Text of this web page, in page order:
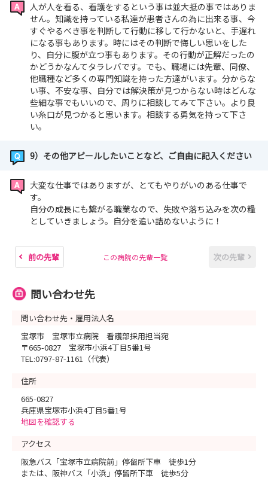
人が人を看る、看護をするという事は並大抵の事ではありま
せん。知識を持っている私達が患者さんの為に出来る事、今
すぐやるべき事を判断して行動に移して行かないと、手遅れ
になる事もあります。時にはその判断で悔しい思いをした
り、自分に腹が立つ事もあります。その行動が正解だったの
かどうかなんてタラレバです。でも、職場には先輩、同僚、
他職種など多くの専門知識を持った方達がいます。分からな
い事、不安な事、自分では解決策が見つからない時はどんな
些細な事でもいいので、周りに相談してみて下さい。より良
い糸口が見つかると思います。相談する勇気を持って下さ
い。
9）その他アピールしたいことなど、ご自由に記入ください
大変な仕事ではありますが、とてもやりがいのある仕事で
す。
自分の成長にも繋がる職業なので、失敗や落ち込みを次の糧
としていきましょう。自分を追い詰めないように！
前の先輩 この病院の先輩一覧 次の先輩
問い合わせ先
問い合わせ先・雇用法人名
宝塚市 宝塚市立病院 看護部採用担当宛
〒665-0827 宝塚市小浜4丁目5番1号
TEL:0797-87-1161（代表）
住所
665-0827
兵庫県宝塚市小浜4丁目5番1号
地図を確認する
アクセス
阪急バス「宝塚市立病院前」停留所下車 徒歩1分
または、阪神バス「小浜」停留所下車 徒歩5分